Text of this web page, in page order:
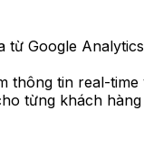
từ Google
thông tin real-
từng khách